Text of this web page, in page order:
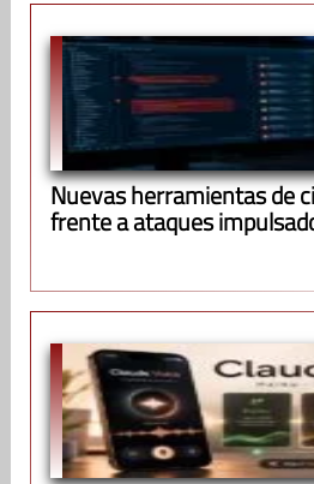
Nuevas herramientas de
frente a ataques